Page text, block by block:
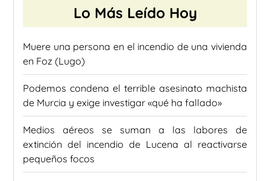
Lo Más Leído Hoy
Muere una persona en el incendio de una vivienda
en Foz (Lugo)
Podemos condena el terrible asesinato machista
de Murcia y exige investigar «qué ha fallado»
Medios aéreos se suman a las labores de
extinción del incendio de Lucena al reactivarse
pequeños focos